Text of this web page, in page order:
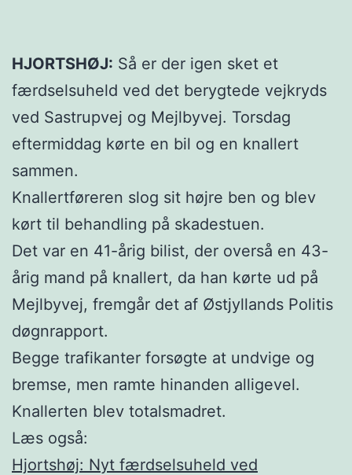
HJORTSHØJ: Så er der igen sket et
færdselsuheld ved det berygtede vejkryds
ved Sastrupvej og Mejlbyvej. Torsdag
eftermiddag kørte en bil og en knallert
sammen.
Knallertføreren slog sit højre ben og blev
kørt til behandling på skadestuen.
Det var en 41-årig bilist, der overså en 43-
årig mand på knallert, da han kørte ud på
Mejlbyvej, fremgår det af Østjyllands Politis
døgnrapport.
Begge trafikanter forsøgte at undvige og
bremse, men ramte hinanden alligevel.
Knallerten blev totalsmadret.
Læs også:
Hjortshøj: Nyt færdselsuheld ved